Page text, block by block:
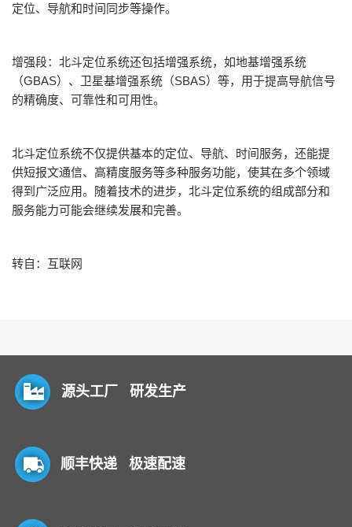
定位、导航和时间同步等操作。
增强段：北斗定位系统还包括增强系统，如地基增强系统
（GBAS）、卫星基增强系统（SBAS）等，用于提高导航信号
的精确度、可靠性和可用性。
北斗定位系统不仅提供基本的定位、导航、时间服务，还能提
供短报文通信、高精度服务等多种服务功能，使其在多个领域
得到广泛应用。随着技术的进步，北斗定位系统的组成部分和
服务能力可能会继续发展和完善。
转自：互联网
源头工厂 研发生产
顺丰快递 极速配速